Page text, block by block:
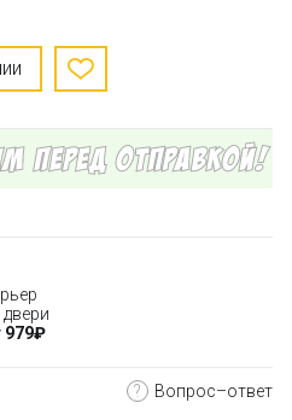
двери
979₽
? Вопрос–ответ